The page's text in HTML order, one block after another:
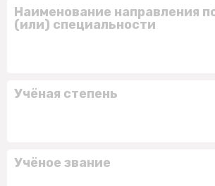
Наименование направления
(или) специальности
Учёная степень
Учёное звание